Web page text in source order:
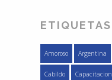
ETIQUETAS
Amoroso Argentina
Cabildo Capacitacion